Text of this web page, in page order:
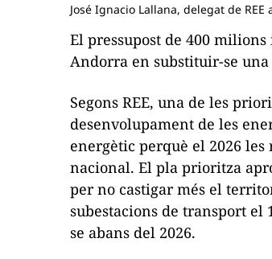
José Ignacio Lallana, delegat de REE
El pressupost de 400
Andorra en substituir-se
Segons REE, una de les
desenvolupament de les
energètic perquè el 2026
nacional. El pla prioritza
per no castigar més el
subestacions de transport el
se abans del 2026.